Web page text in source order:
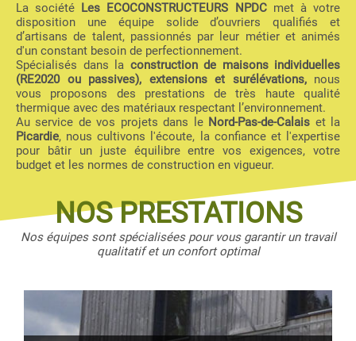
La société Les ECOCONSTRUCTEURS NPDCmet à votre
disposition une équipe solide d’ouvriers qualifiés et
d’artisans de talent, passionnés par leur métier et animés
d'un constant besoin de perfectionnement.
Spécialisés dans la construction de maisons individuelles
(RE2020 ou passives), extensions et surélévations,nous
vous proposons des prestations de très haute qualité
thermique avec des matériaux respectant l’environnement.
Au service de vos projets dans le Nord-Pas-de-Calais et la
Picardie, nous cultivons l'écoute, la confiance et l'expertise
pour bâtir un juste équilibre entre vos exigences, votre
budget et les normes de construction en vigueur.
NOS PRESTATIONS
Nos équipes sont spécialisées pour vous garantir un travail
qualitatif et un confort optimal